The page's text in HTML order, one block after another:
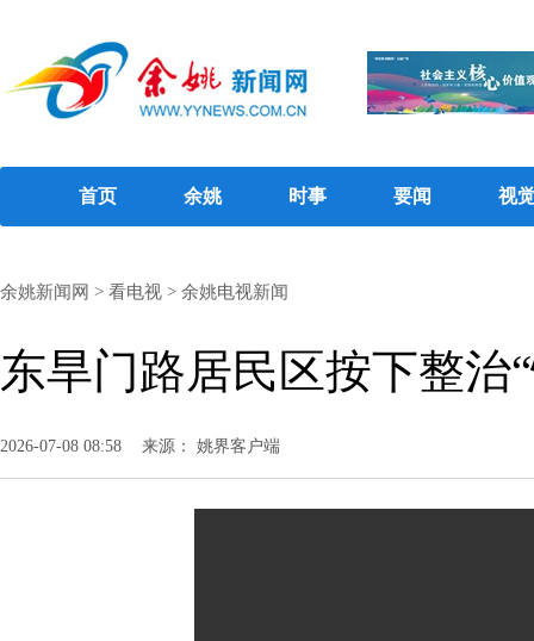
首页 余姚 时事 要闻 视
余姚新闻网 > 看电视 > 余姚电视新闻
东旱门路居民区按下整治
2026-07-08 08:58 来源： 姚界客户端